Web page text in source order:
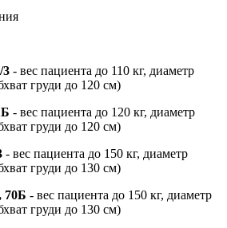
3 - вес пациента до 110 кг, диаметр
груди до 120 см)
- вес пациента до 120 кг, диаметр
груди до 120 см)
- вес пациента до 150 кг, диаметр
груди до 130 см)
70Б - вес пациента до 150 кг, диаметр
груди до 130 см)